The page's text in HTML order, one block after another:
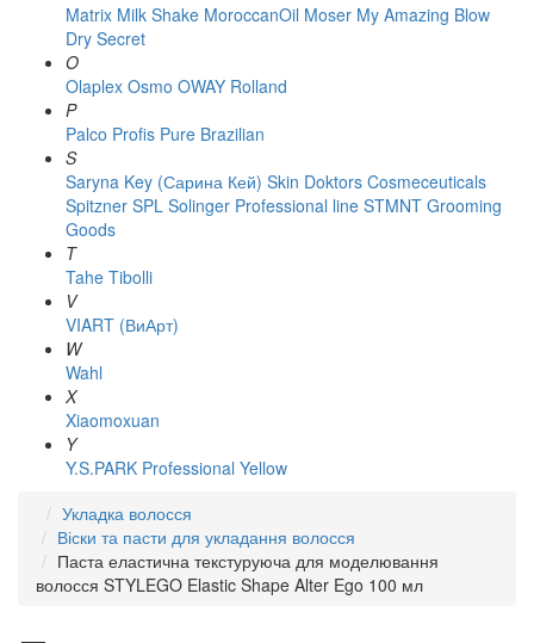
Matrix Milk Shake MoroccanOil Moser My Amazing Blow
Dry Secret
O
Olaplex Osmo OWAY Rolland
P
Palco Profis Pure Brazilian
S
Saryna Key (Сарина Кей) Skin Doktors Cosmeceuticals
Spitzner SPL Solinger Professional line STMNT Grooming
Goods
T
Tahe Tibolli
V
VIART (ВиАрт)
W
Wahl
X
Xiaomoxuan
Y
Y.S.PARK Professional Yellow
Укладка волосся
Віски та пасти для укладання волосся
Паста еластична текстуруюча для моделювання
волосся STYLEGO Elastic Shape Alter Ego 100 мл